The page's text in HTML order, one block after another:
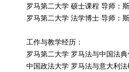
罗马第二大学 硕士课程 导师：
罗马第二大学 法学博士 导师：
工作与教学经历：
罗马第二大学 罗马法与中国法
中国政法大学 罗马法与意大利